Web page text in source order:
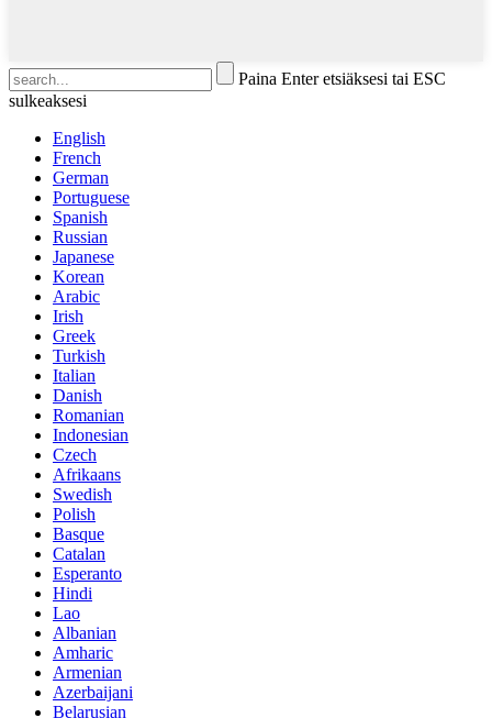
Paina Enter etsiäksesi tai ESC
sulkeaksesi
English
French
German
Portuguese
Spanish
Russian
Japanese
Korean
Arabic
Irish
Greek
Turkish
Italian
Danish
Romanian
Indonesian
Czech
Afrikaans
Swedish
Polish
Basque
Catalan
Esperanto
Hindi
Lao
Albanian
Amharic
Armenian
Azerbaijani
Belarusian